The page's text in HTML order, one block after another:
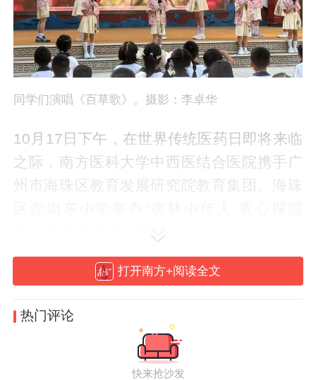
同学们演唱《百草歌》。摄影：李卓华
10月17日下午，在世界传统医药日即将来临
之际，南方医科大学中西医结合医院携手广
州市海珠区教育发展研究院教育集团、海珠
粹”中医药文化进校园活动。
千人齐练五禽戏，传统文化焕新生
活动现场，啦啦操、舞蹈、经典美文诵读等
节目轮番上演。而最引人注目的是全场千人
同练五禽戏，孩子们模仿虎、鹿、熊、猿、
打开南方+阅读全文
热门评论
快来抢沙发